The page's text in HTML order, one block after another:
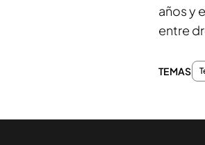
años y
entre
TEMAS